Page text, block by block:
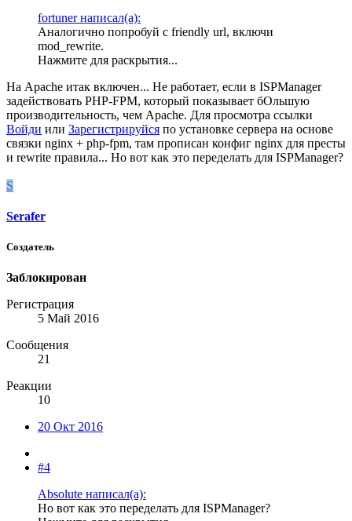
fortuner написал(а):
Аналогично попробуй с friendly url, включи
mod_rewrite.
Нажмите для раскрытия...
На Apache итак включен... Не работает, если в ISPManager
задействовать PHP-FPM, который показывает бОльшую
производительность, чем Apache. Для просмотра ссылки
Войди или Зарегистрируйся по установке сервера на основе
связки nginx + php-fpm, там прописан конфиг nginx для престы
и rewrite правила... Но вот как это переделать для ISPManager?
S
Serafer
Создатель
Заблокирован
Регистрация
5 Май 2016
Сообщения
21
Реакции
10
20 Окт 2016
#4
Absolute написал(а):
Но вот как это переделать для ISPManager?